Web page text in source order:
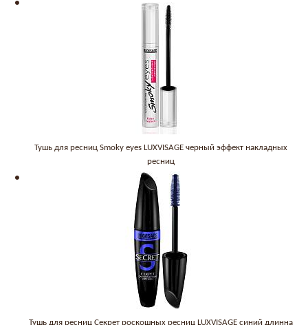
Тушь для ресниц Smoky eyes LUXVISAGE черный эффект накладных
ресниц
Тушь для ресниц Секрет роскошных ресниц LUXVISAGE синий длинна